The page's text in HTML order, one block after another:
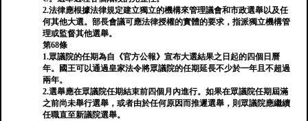
2.法律應根據法律規定建立獨立的機構來管理議會和市政選舉以及任
何其他大選。部長會議可應法律授權的實體的要求，指派獨立機構管
理或監督其他選舉。
第68條
1.眾議院的任期為自《官方公報》宣布大選結果之日起的四個日曆
年。國王可以通過皇家法令將眾議院的任期延長不少於一年且不超過
兩年。
2.選舉應在眾議院任期結束前四個月內進行。如果在眾議院任期屆滿
之前尚未舉行選舉，或者由於任何原因而推遲選舉，則眾議院應繼續
任職直至新議院選舉。